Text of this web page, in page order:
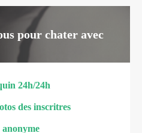
pour chater avec
24h/24h
des inscritres
anonyme